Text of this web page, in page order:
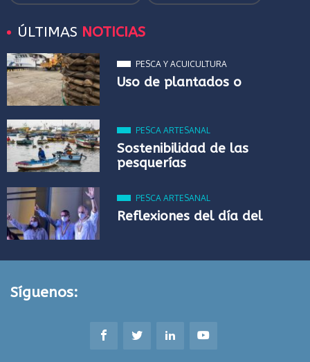
ÚLTIMAS NOTICIAS
PESCA Y ACUICULTURA
Uso de plantados o
PESCA ARTESANAL
Sostenibilidad de las
pesquerías
PESCA ARTESANAL
Reflexiones del día del
Síguenos: